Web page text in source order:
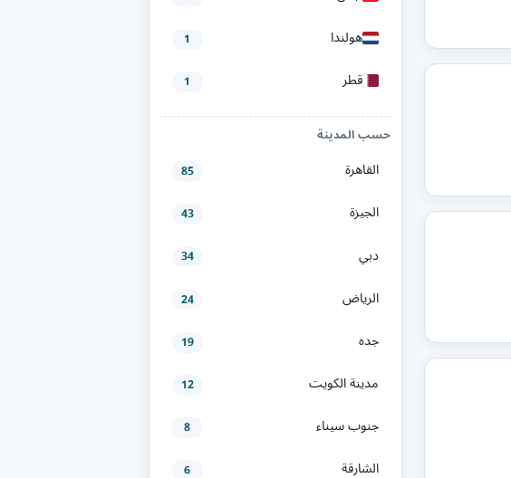
هولندا 1
قطر 1
حسب المدينة
القاهرة 85
الجيزة 43
دبي 34
الرياض 24
جده 19
مدينة الكويت 12
جنوب سيناء 8
الشارقة 6